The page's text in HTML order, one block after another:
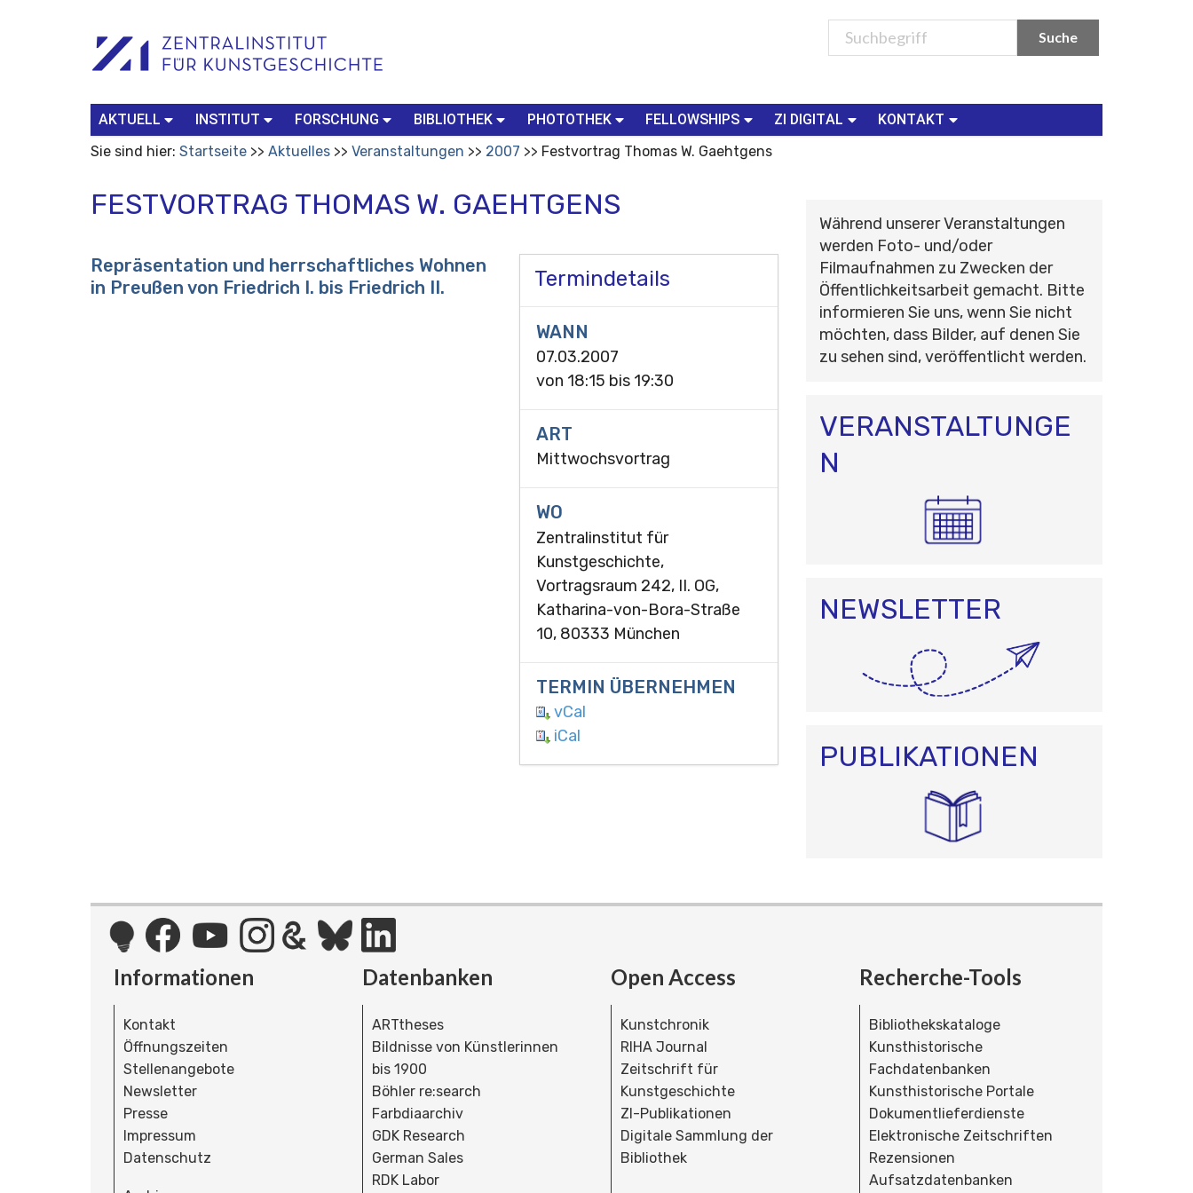
Werkzeuge
Search…
AKTUELL INSTITUT FORSCHUNG BIBLIOTHEK PHOTOTHEK FELLOWSHIPS ZI DIGITAL
KONTAKT
Sie sind hier: Startseite Aktuelles Veranstaltungen 2007 Festvortrag Thomas W. Gaehtgens
FESTVORTRAG THOMAS W. GAEHTGENS
Termindetails
WANN
07.03.2007
von 18:15 bis 19:30
ART
Mittwochsvortrag
WO
Zentralinstitut für
Kunstgeschichte,
Vortragsraum 242, II. OG,
Katharina-von-Bora-Straße
10, 80333 München
TERMIN ÜBERNEHMEN
vCal
iCal
Repräsentation und herrschaftliches Wohnen
in Preußen von Friedrich I. bis Friedrich II.
Während unserer Veranstaltungen
werden Foto- und/oder
Filmaufnahmen zu Zwecken der
Öffentlichkeitsarbeit gemacht. Bitte
informieren Sie uns, wenn Sie nicht
möchten, dass Bilder, auf denen Sie
zu sehen sind, veröffentlicht werden.
VERANSTALTUNGE
N
NEWSLETTER
PUBLIKATIONEN
Informationen
Kontakt
Öffnungszeiten
Stellenangebote
Newsletter
Presse
Impressum
Datenschutz
Datenbanken
ARTtheses
Bildnisse von Künstlerinnen
bis 1900
Böhler re:search
Farbdiaarchiv
GDK Research
German Sales
RDK Labor
Open Access
Kunstchronik
RIHA Journal
Zeitschrift für
Kunstgeschichte
ZI-Publikationen
Digitale Sammlung der
Bibliothek
Recherche-Tools
Bibliothekskataloge
Kunsthistorische
Fachdatenbanken
Kunsthistorische Portale
Dokumentlieferdienste
Elektronische Zeitschriften
Rezensionen
Aufsatzdatenbanken